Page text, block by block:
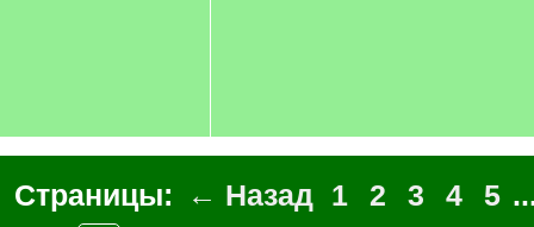
Страницы: ← Назад 1 2 3 4 5